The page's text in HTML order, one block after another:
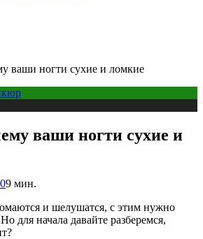
ваши ногти сухие и ломкие
ваши ногти сухие и
09 мин.
и шелушатся, с этим нужно
для начала давайте разберемся,